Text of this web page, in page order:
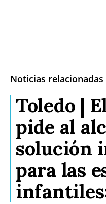
Noticias relacionadas
Toledo |
pide al
solución
para las